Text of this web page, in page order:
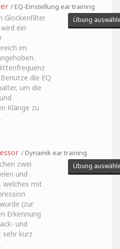
/ EQ-Einstellung ear training
Glockenfilter
ein
im
die EQ
um die
Klänge zu
Übung
/ Dynamik ear training
zwei
und
welches mit
(zur
Erkennung
und
sehr kurz
Übung